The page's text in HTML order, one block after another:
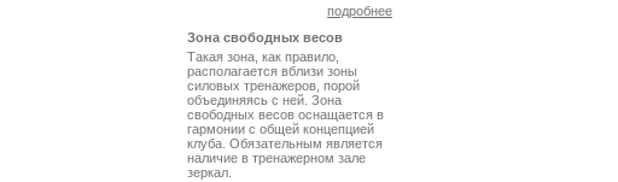
подробнее
Зона свободных весов
Такая зона, как правило,
располагается вблизи зоны
силовых тренажеров, порой
объединяясь с ней. Зона
свободных весов оснащается в
гармонии с общей концепцией
клуба. Обязательным является
наличие в тренажерном зале
зеркал.